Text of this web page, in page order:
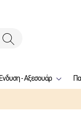
- Αξεσουάρ